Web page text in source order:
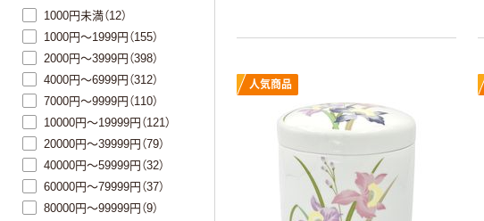
人気商品
1000円未満（12）
1000円～1999円（155）
2000円～3999円（398）
4000円～6999円（312）
7000円～9999円（110）
10000円～19999円（121）
20000円～39999円（79）
40000円～59999円（32）
60000円～79999円（37）
80000円～99999円（9）